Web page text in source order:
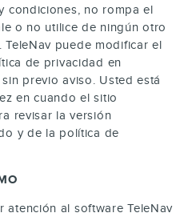
condiciones, no rompa el
o no utilice de ningún otro
TeleNav puede modificar el
de privacidad en
previo aviso. Usted está
en cuando el sitio
revisar la versión
y de la política de
atención al software TeleNav